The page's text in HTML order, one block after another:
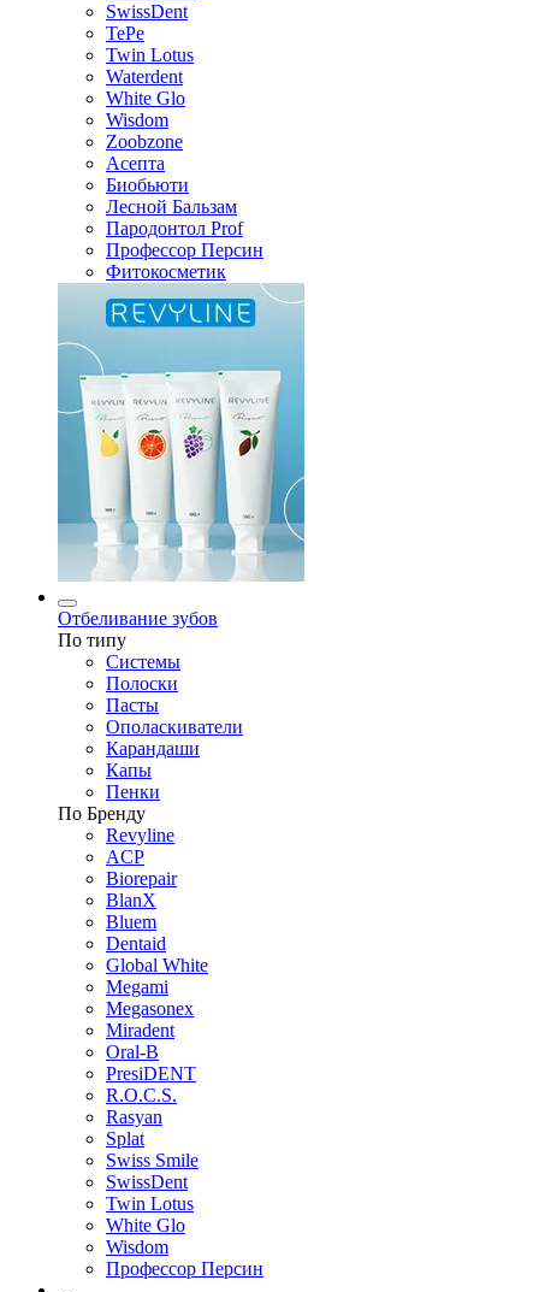
SwissDent
TePe
Twin Lotus
Waterdent
White Glo
Wisdom
Zoobzone
Асепта
Биобьюти
Лесной Бальзам
Пародонтол Prof
Профессор Персин
Фитокосметик
Отбеливание зубов
По типу
Системы
Полоски
Пасты
Ополаскиватели
Карандаши
Капы
Пенки
По Бренду
Revyline
ACP
Biorepair
BlanX
Bluem
Dentaid
Global White
Megami
Megasonex
Miradent
Oral-B
PresiDENT
R.O.C.S.
Rasyan
Splat
Swiss Smile
SwissDent
Twin Lotus
White Glo
Wisdom
Профессор Персин